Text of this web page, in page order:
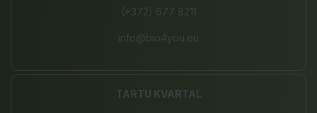
(+372) 677 8211
info@bio4you.eu
TARTU KVARTAL